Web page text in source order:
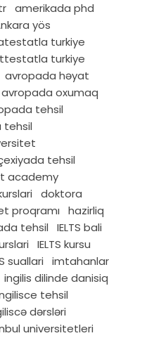
amerikada phd
yös
turkiye
turkiye
avropada həyat
avropada oxumaq
tehsil
tehsil
tehsil
academy
doktora
proqramı
hazirliq
tehsil
IELTS bali
IELTS kursu
suallari
imtahanlar
ingilis dilinde danisiq
tehsil
dərsləri
universitetleri